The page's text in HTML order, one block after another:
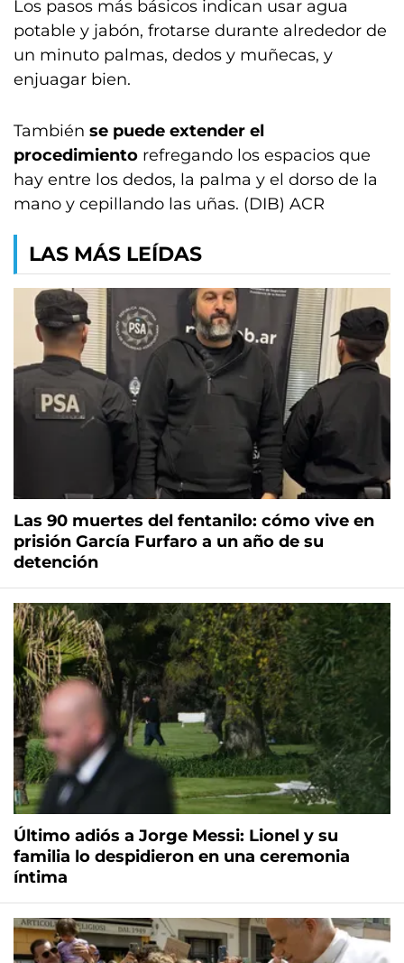
Los pasos más básicos indican usar agua
potable y jabón, frotarse durante alrededor de
un minuto palmas, dedos y muñecas, y
enjuagar bien.
También se puede extender el
procedimiento refregando los espacios que
hay entre los dedos, la palma y el dorso de la
mano y cepillando las uñas. (DIB) ACR
LAS MÁS LEÍDAS
Las 90 muertes del fentanilo: cómo vive en
prisión García Furfaro a un año de su
detención
Último adiós a Jorge Messi: Lionel y su
familia lo despidieron en una ceremonia
íntima